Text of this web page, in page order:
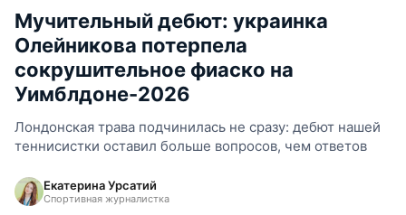
Мучительный дебют: украинка
Олейникова потерпела
сокрушительное фиаско на
Уимблдоне-2026
Лондонская трава подчинилась не сразу: дебют нашей
теннисистки оставил больше вопросов, чем ответов
Екатерина Урсатий
Спортивная журналистка